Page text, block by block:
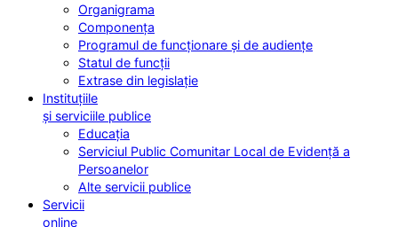
Organigrama
Componența
Programul de funcționare și de audiențe
Statul de funcții
Extrase din legislație
Instituțiile
și serviciile publice
Educația
Serviciul Public Comunitar Local de Evidență a
Persoanelor
Alte servicii publice
Servicii
online